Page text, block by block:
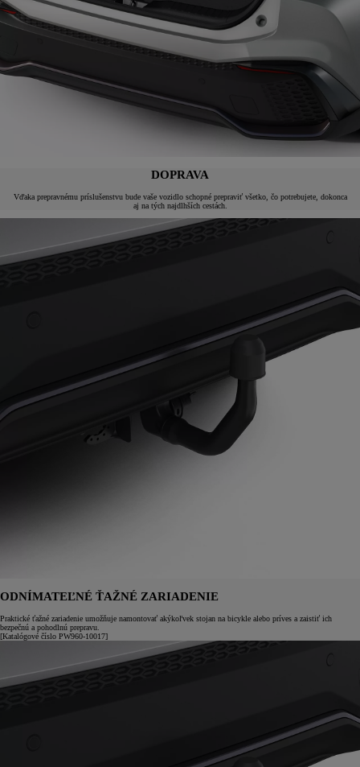
DOPRAVA
Vďaka prepravnému príslušenstvu bude vaše vozidlo schopné prepraviť všetko, čo potrebujete, dokonca
aj na tých najdlhších cestách.
ODNÍMATEĽNÉ ŤAŽNÉ ZARIADENIE
Praktické ťažné zariadenie umožňuje namontovať akýkoľvek stojan na bicykle alebo príves a zaistiť ich
bezpečnú a pohodlnú prepravu.
[Katalógové číslo PW960-10017]